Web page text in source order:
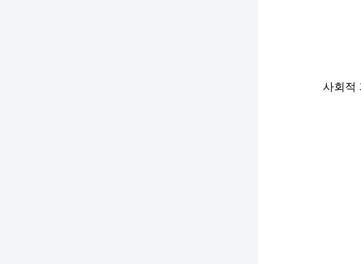
사회적